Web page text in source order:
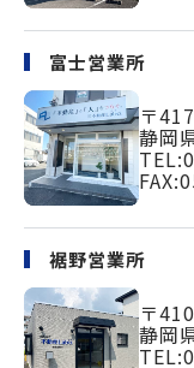
富士営業所
〒
静岡
TEL:
裾野営業所
〒
静岡
TEL: